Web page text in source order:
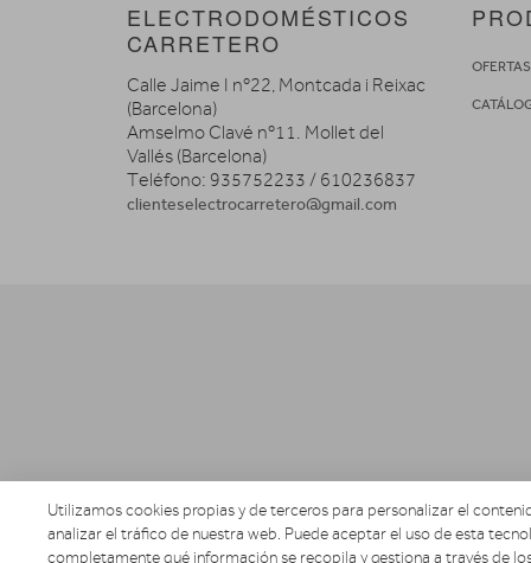
ELECTRODOMÉSTICOS
CARRETERO
Calle Jaime I nº22, Montcada i Reixac
(Barcelona)
Amselmo Clavé nº11. Mollet del
Vallés (Barcelona)
Teléfono: 935752233 / 610236837
clienteselectrocarretero@gmail.com
OFERTAS
Utilizamos cookies propias y de terceros para personalizar el
analizar el tráfico de nuestra web. Puede aceptar el uso de esta
completamente qué información se recopila y gestiona a través de